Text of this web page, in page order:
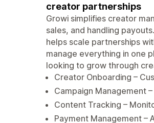
creator partnerships
Growi simplifies creator
sales, and handling
helps scale partnerships
manage everything in one
looking to grow through
Creator Onboarding –
Campaign Management
Content Tracking –
Payment Management –